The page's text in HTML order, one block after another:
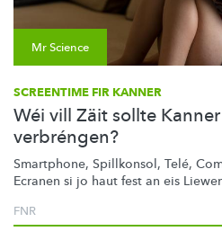
Mr Science
SCREENTIME FIR KANNER
Wéi vill Zäit sollte
verbréngen?
Smartphone, Spillkonsol, Telé,
Ecranen si jo haut fest an eis
FNR